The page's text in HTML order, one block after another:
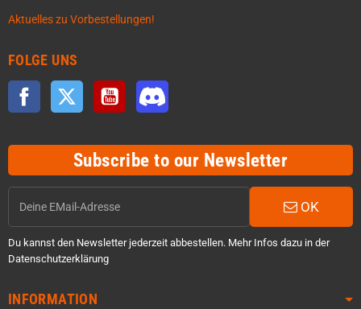
Aktuelles zu Vorbestellungen!
FOLGE UNS
Facebook Twitter YouTube
Subscribe to our Newsletter
OK
Du kannst den Newsletter jederzeit abbestellen. Mehr Infos dazu in der
Datenschutzerklärung
INFORMATION